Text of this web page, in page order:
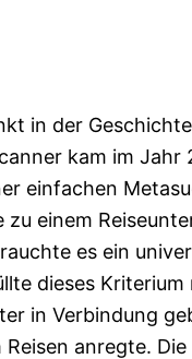
in der
kam im Jahr
einfachen
zu einem
es ein
dieses
in Verbindung
anregte. Die